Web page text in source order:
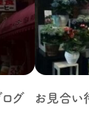
グ お見合い